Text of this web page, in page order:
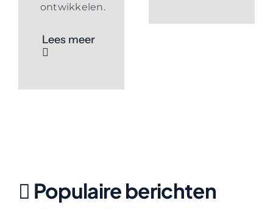
ontwikkelen.
Lees meer
Populaire berichten